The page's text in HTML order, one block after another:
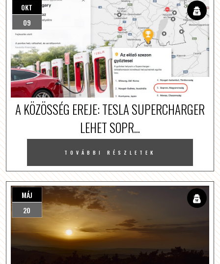
OKT
09
A KÖZÖSSÉG EREJE: TESLA SUPERCHARGER
LEHET SOPR...
TOVÁBBI RÉSZLETEK
MÁJ
20